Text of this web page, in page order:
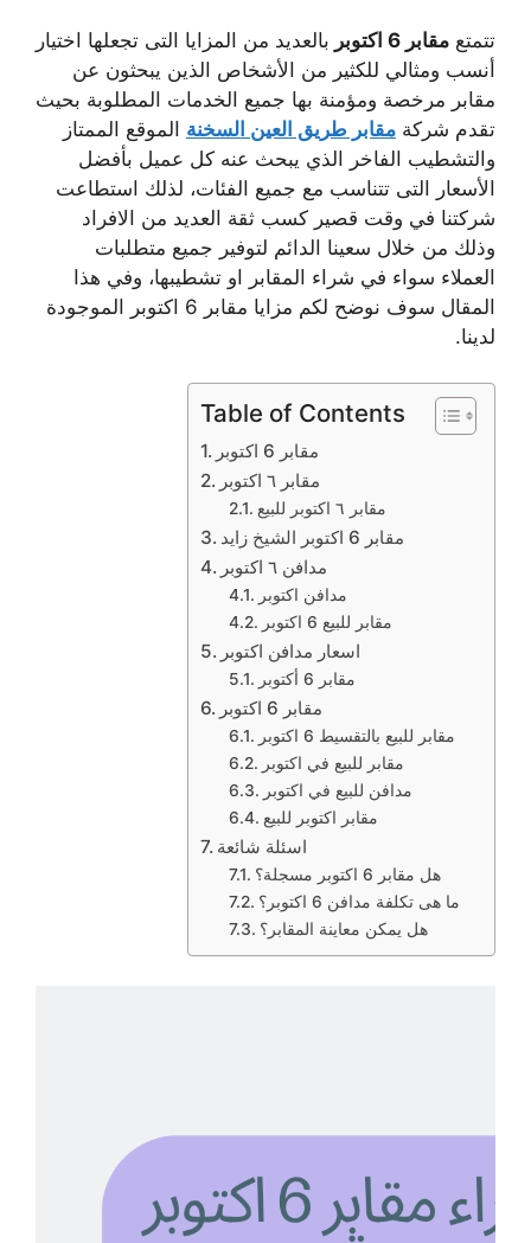
تتمتع مقابر 6 اكتوبر
بالعديد من المزايا التى تجعلها اختيار
أنسب ومثالي للكثير من الأشخاص الذين يبحثون عن
مقابر مرخصة ومؤمنة بها جميع الخدمات المطلوبة بحيث
تقدم شركة مقابر طريق العين السخنة الموقع الممتاز
والتشطيب الفاخر الذي يبحث عنه كل عميل بأفضل
الأسعار التى تتناسب مع جميع الفئات، لذلك استطاعت
شركتنا في وقت قصير كسب ثقة العديد من الافراد
وذلك من خلال سعينا الدائم لتوفير جميع متطلبات
العملاء سواء في شراء المقابر او تشطيبها، وفي هذا
المقال سوف نوضح لكم مزايا مقابر 6 اكتوبر الموجودة
لدينا.
Table of Contents
مقابر 6 اكتوبر
مقابر ٦ اكتوبر
مقابر ٦ اكتوبر للبيع
مقابر 6 اكتوبر الشيخ زايد
مدافن ٦ اكتوبر
مدافن اكتوبر
مقابر للبيع 6 اكتوبر
اسعار مدافن اكتوبر
مقابر 6 أكتوبر
مقابر 6 اكتوبر
مقابر للبيع بالتقسيط 6 اكتوبر
مقابر للبيع في اكتوبر
مدافن للبيع في اكتوبر
مقابر اكتوبر للبيع
اسئلة شائعة
هل مقابر 6 اكتوبر مسجلة؟
ما هى تكلفة مدافن 6 اكتوبر؟
هل يمكن معاينة المقابر؟